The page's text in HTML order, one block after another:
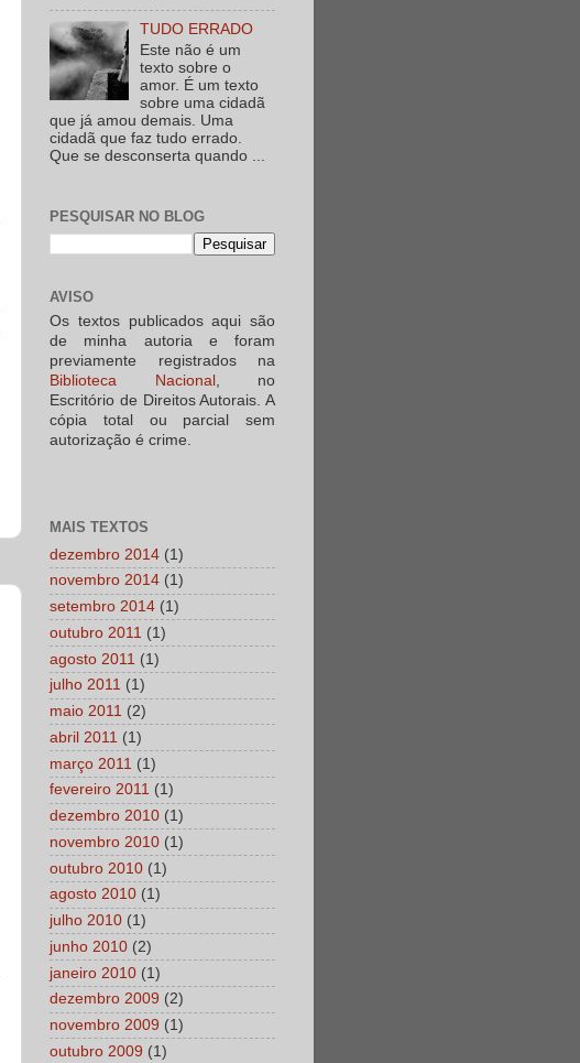
TUDO ERRADO
Este não é um
texto sobre o
amor. É um texto
sobre uma cidadã
que já amou demais. Uma
cidadã que faz tudo errado.
Que se desconserta quando ...
PESQUISAR NO BLOG
AVISO
Os textos publicados aqui são
de minha autoria e foram
previamente registrados na
Biblioteca Nacional , no
Escritório de Direitos Autorais. A
cópia total ou parcial sem
autorização é crime.
MAIS TEXTOS
dezembro 2014 (1)
novembro 2014 (1)
setembro 2014 (1)
outubro 2011 (1)
agosto 2011 (1)
julho 2011 (1)
maio 2011 (2)
abril 2011 (1)
março 2011 (1)
fevereiro 2011 (1)
dezembro 2010 (1)
novembro 2010 (1)
outubro 2010 (1)
agosto 2010 (1)
julho 2010 (1)
junho 2010 (2)
janeiro 2010 (1)
dezembro 2009 (2)
novembro 2009 (1)
outubro 2009 (1)